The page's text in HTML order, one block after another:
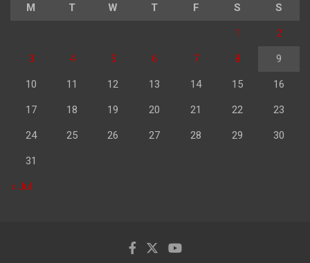
M T W T F S S
1 2
3 4 5 6 7 8 9
10 11 12 13 14 15 16
17 18 19 20 21 22 23
24 25 26 27 28 29 30
31
« Jul